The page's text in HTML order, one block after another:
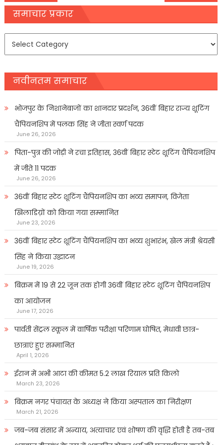
navigation
समाचार प्रकार
समाचार
नवीनतम समाचार
भोजपुर के निशानेबाजों का शानदार प्रदर्शन, 36वीं बिहार राज्य शूटिंग
चैंपियनशिप में पलक सिंह ने जीता स्वर्ण पदक
June 26, 2026
पिता-पुत्र की जोड़ी ने रचा इतिहास, 36वीं बिहार स्टेट शूटिंग चैंपियनशिप
में जीते 11 पदक
June 26, 2026
36वीं बिहार स्टेट शूटिंग चैंपियनशिप का भव्य समापन, विजेता
खिलाडिय़ों को किया गया सम्मानित
June 23, 2026
36वीं बिहार स्टेट शूटिंग चैंपियनशिप का भव्य शुभारंभ, खेल मंत्री श्रेयसी
सिंह ने किया उद्घाटन
June 19, 2026
बिक्रम में 19 से 22 जून तक होगी 36वीं बिहार स्टेट शूटिंग चैंपियनशिप
का आयोजन
June 17, 2026
पार्वती सेंट्रल स्कूल में वार्षिक परीक्षा परिणाम घोषित, मेधावी छात्र-
छात्राएं हुए सम्मानित
April 1, 2026
ईरान में अभी आटा की कीमत 5.2 लाख रियाल प्रति किलो
March 23, 2026
बिक्रम नगर पंचायत के अध्यक्ष ने किया अस्पताल का निरीक्षण
March 21, 2026
जब-जब संसार में अन्याय, अत्याचार एवं शोषण की वृद्धि होती है तब-तब